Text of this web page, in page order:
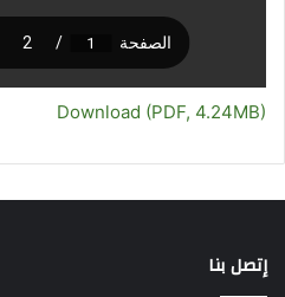
Download (PDF, 4.24MB)
إتصل بنا